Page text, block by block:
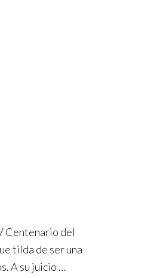
Centenario del
tilda de ser una
A su juicio …